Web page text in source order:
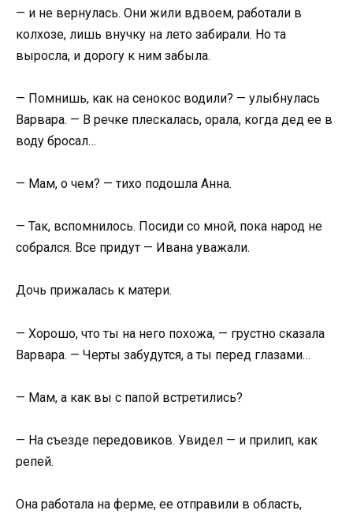
— и не вернулась. Они жили вдвоем, работали в
колхозе, лишь внучку на лето забирали. Но та
выросла, и дорогу к ним забыла.
— Помнишь, как на сенокос водили? — улыбнулась
Варвара. — В речке плескалась, орала, когда дед ее в
воду бросал…
— Мам, о чем? — тихо подошла Анна.
— Так, вспомнилось. Посиди со мной, пока народ не
собрался. Все придут — Ивана уважали.
Дочь прижалась к матери.
— Хорошо, что ты на него похожа, — грустно сказала
Варвара. — Черты забудутся, а ты перед глазами…
— Мам, а как вы с папой встретились?
— На съезде передовиков. Увидел — и прилип, как
репей.
Она работала на ферме, ее отправили в область,